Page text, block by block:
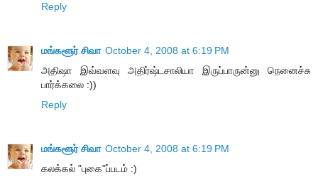
Reply
மங்களூர் சிவா October 4, 2008 at 6:19 PM
அதிஷா இவ்வளவு அதிர்ஷ்டசாலியா இருப்பாருன்னு நெனைச்சு
பார்க்கலை :))
Reply
மங்களூர் சிவா October 4, 2008 at 6:19 PM
கலக்கல் "புகை"ப்படம் :)